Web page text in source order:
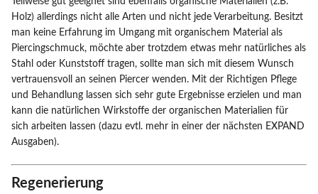
Holz) allerdings nicht alle Arten und nicht jede Verarbeitung. Besitzt
man keine Erfahrung im Umgang mit organischem Material als
Piercingschmuck, möchte aber trotzdem etwas mehr natürliches als
Stahl oder Kunststoff tragen, sollte man sich mit diesem Wunsch
vertrauensvoll an seinen Piercer wenden. Mit der Richtigen Pflege
und Behandlung lassen sich sehr gute Ergebnisse erzielen und man
kann die natürlichen Wirkstoffe der organischen Materialien für
sich arbeiten lassen (dazu evtl. mehr in einer der nächsten EXPAND
Ausgaben).
Regenerierung